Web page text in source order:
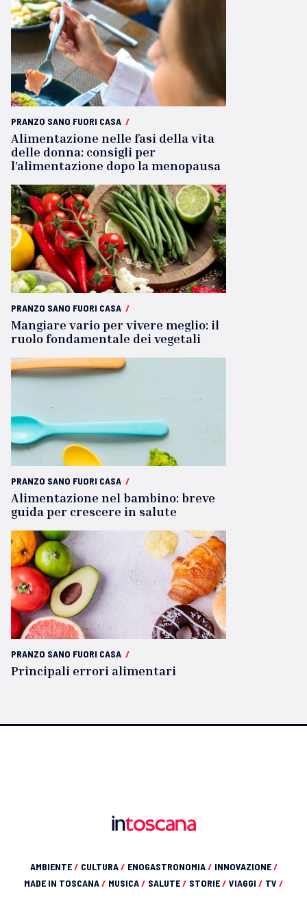
PRANZO SANO FUORI CASA /
Alimentazione nelle fasi della vita
delle donna: consigli per
l’alimentazione dopo la menopausa
PRANZO SANO FUORI CASA /
Mangiare vario per vivere meglio: il
ruolo fondamentale dei vegetali
PRANZO SANO FUORI CASA /
Alimentazione nel bambino: breve
guida per crescere in salute
PRANZO SANO FUORI CASA /
Principali errori alimentari
AMBIENTE/ CULTURA/ ENOGASTRONOMIA/ INNOVAZIONE/
MADE IN TOSCANA/ MUSICA/ SALUTE/ STORIE/ VIAGGI / TV /